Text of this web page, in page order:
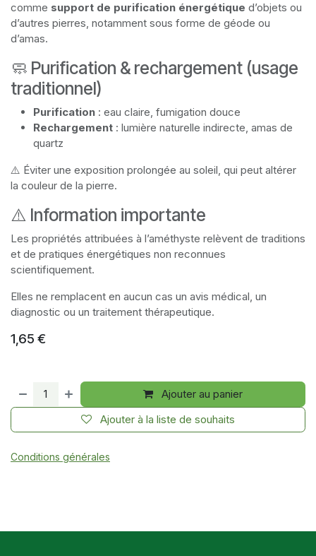
comme support de purification énergétique d’objets ou
d’autres pierres, notamment sous forme de géode ou
d’amas.
🧼 Purification & rechargement (usage
traditionnel)
Purification : eau claire, fumigation douce
Rechargement : lumière naturelle indirecte, amas de
quartz
⚠️ Éviter une exposition prolongée au soleil, qui peut altérer
la couleur de la pierre.
⚠️ Information importante
Les propriétés attribuées à l’améthyste relèvent de traditions
et de pratiques énergétiques non reconnues
scientifiquement.
Elles ne remplacent en aucun cas un avis médical, un
diagnostic ou un traitement thérapeutique.
1,65 €
Ajouter au panier
Ajouter à la liste de souhaits
Conditions générales